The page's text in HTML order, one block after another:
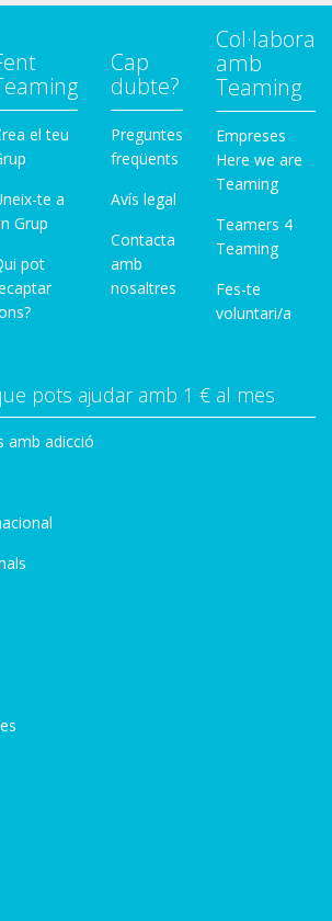
el teu
te a
Grup
pot
Cap
dubte?
Preguntes
freqüents
Avís legal
Contacta
amb
nosaltres
Col·labora
amb
Teaming
Empreses
Here we are
Teaming
Teamers 4
Teaming
Fes-te
voluntari/a
pots ajudar amb 1 € al mes
amb adicció